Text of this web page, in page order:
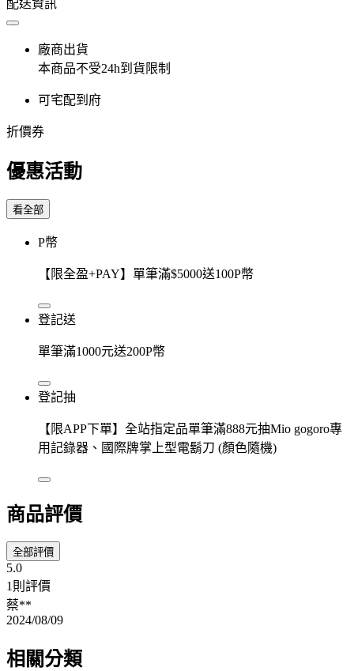
配送資訊
廠商出貨
本商品不受24h到貨限制
可宅配到府
折價券
優惠活動
看全部
P幣
【限全盈+PAY】單筆滿$5000送100P幣
登記送
單筆滿1000元送200P幣
登記抽
【限APP下單】全站指定品單筆滿888元抽Mio gogoro專
用記錄器、國際牌掌上型電鬍刀 (顏色隨機)
商品評價
全部評價
5.0
1則評價
蔡**
2024/08/09
相關分類